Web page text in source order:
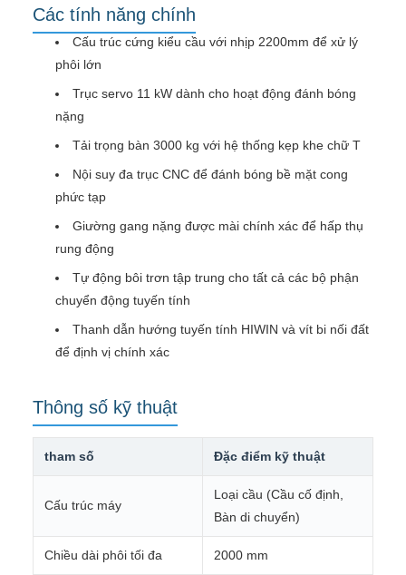
Các tính năng chính
Cấu trúc cứng kiểu cầu với nhịp 2200mm để xử lý
phôi lớn
Trục servo 11 kW dành cho hoạt động đánh bóng
nặng
Tải trọng bàn 3000 kg với hệ thống kẹp khe chữ T
Nội suy đa trục CNC để đánh bóng bề mặt cong
phức tạp
Giường gang nặng được mài chính xác để hấp thụ
rung động
Tự động bôi trơn tập trung cho tất cả các bộ phận
chuyển động tuyến tính
Thanh dẫn hướng tuyến tính HIWIN và vít bi nối đất
để định vị chính xác
Thông số kỹ thuật
tham số Đặc điểm kỹ thuật
Cấu trúc máy
Loại cầu (Cầu cố định,
Bàn di chuyển)
Chiều dài phôi tối đa 2000 mm